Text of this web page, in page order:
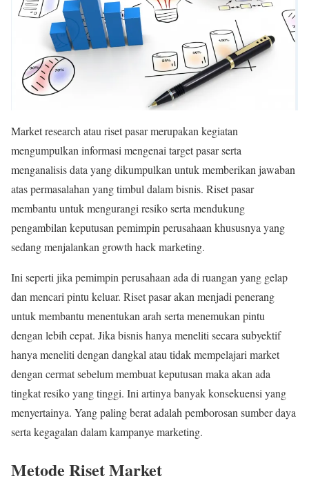
Market research atau riset pasar merupakan kegiatan
mengumpulkan informasi mengenai target pasar serta
menganalisis data yang dikumpulkan untuk memberikan jawaban
atas permasalahan yang timbul dalam bisnis. Riset pasar
membantu untuk mengurangi resiko serta mendukung
pengambilan keputusan pemimpin perusahaan khususnya yang
sedang menjalankan growth hack marketing.
Ini seperti jika pemimpin perusahaan ada di ruangan yang gelap
dan mencari pintu keluar. Riset pasar akan menjadi penerang
untuk membantu menentukan arah serta menemukan pintu
dengan lebih cepat. Jika bisnis hanya meneliti secara subyektif
hanya meneliti dengan dangkal atau tidak mempelajari market
dengan cermat sebelum membuat keputusan maka akan ada
tingkat resiko yang tinggi. Ini artinya banyak konsekuensi yang
menyertainya. Yang paling berat adalah pemborosan sumber daya
serta kegagalan dalam kampanye marketing.
Metode Riset Market